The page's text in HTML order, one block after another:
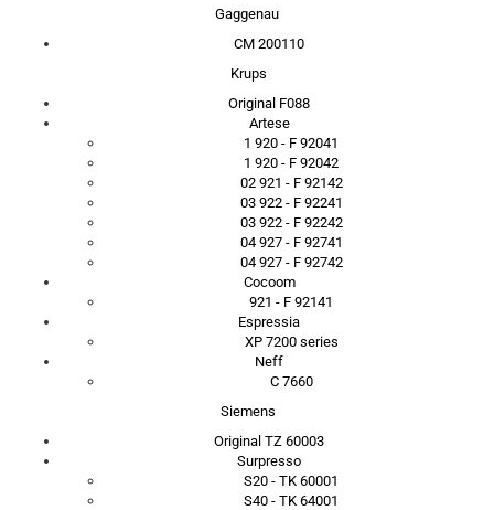
Gaggenau
CM 200110
Krups
Original F088
Artese
1 920 - F 92041
1 920 - F 92042
02 921 - F 92142
03 922 - F 92241
03 922 - F 92242
04 927 - F 92741
04 927 - F 92742
Cocoom
921 - F 92141
Espressia
XP 7200 series
Neff
C 7660
Siemens
Original TZ 60003
Surpresso
S20 - TK 60001
S40 - TK 64001